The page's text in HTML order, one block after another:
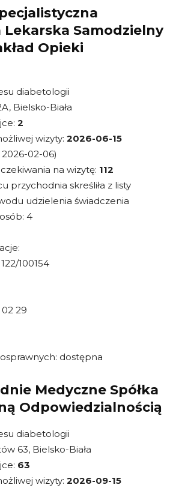
Lekarska Samodzielny
Opieki
diabetologii
Bielsko-Biała
2
wizyty: 2026-06-15
02-06)
na wizytę: 112
przychodnia skreśliła z listy
udzielenia świadczenia
4
100154
29
dostępna
Medyczne Spółka
Odpowiedzialnością
diabetologii
63, Bielsko-Biała
63
wizyty: 2026-09-15